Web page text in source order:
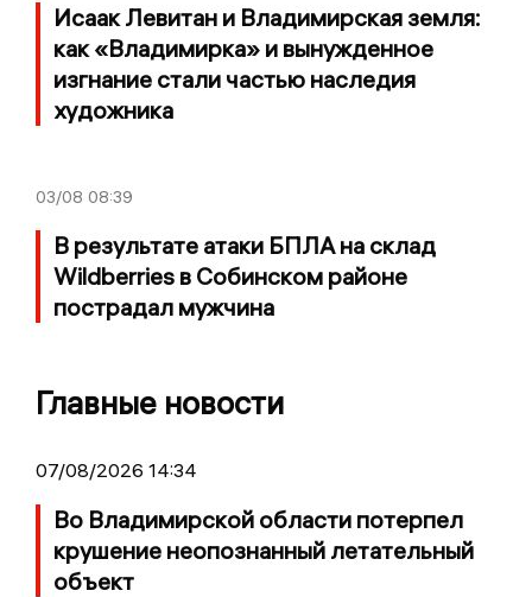
Исаак Левитан и Владимирская земля:
как «Владимирка» и вынужденное
изгнание стали частью наследия
художника
03/08 08:39
В результате атаки БПЛА на склад
Wildberries в Собинском районе
пострадал мужчина
Главные новости
07/08/2026 14:34
Во Владимирской области потерпел
крушение неопознанный летательный
объект